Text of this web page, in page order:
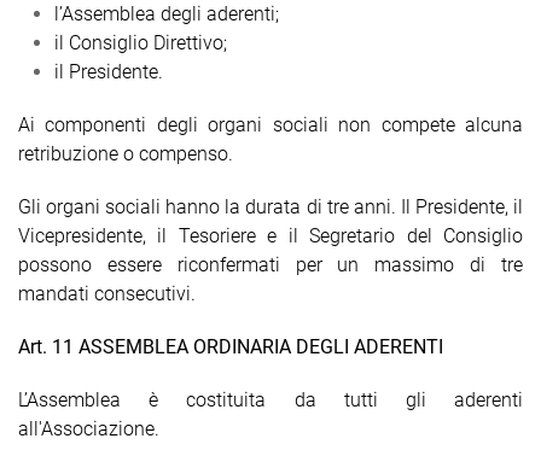
l’Assemblea degli aderenti;
il Consiglio Direttivo;
il Presidente.
Ai componenti degli organi sociali non compete alcuna
retribuzione o compenso.
Gli organi sociali hanno la durata di tre anni. Il Presidente, il
Vicepresidente, il Tesoriere e il Segretario del Consiglio
possono essere riconfermati per un massimo di tre
mandati consecutivi.
Art. 11 ASSEMBLEA ORDINARIA DEGLI ADERENTI
L’Assemblea è costituita da tutti gli aderenti
all'Associazione.